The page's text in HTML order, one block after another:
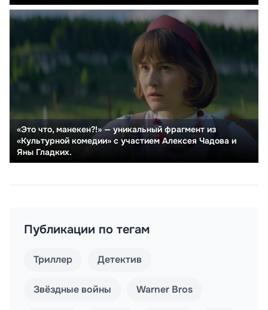
«Это что, манекен?!» — уникальный фрагмент из
«Культурной комедии» с участием Алексея Чадова и
Яны Гладких.
Публикации по тегам
Триллер Детектив
Звёздные войны Warner Bros